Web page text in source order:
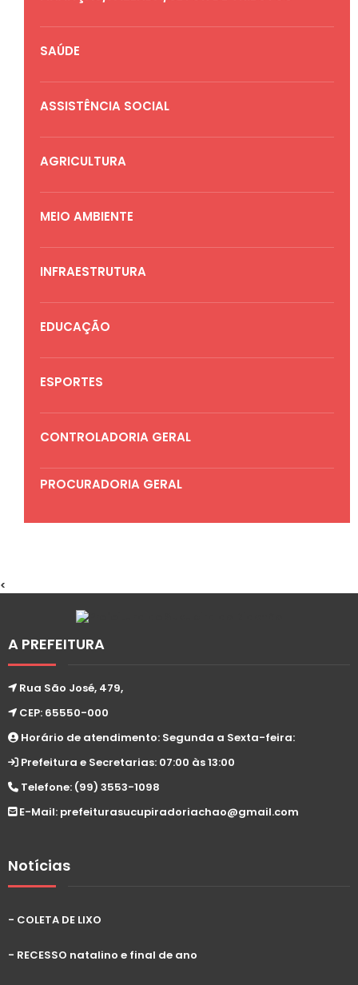
SAÚDE
ASSISTÊNCIA SOCIAL
AGRICULTURA
MEIO AMBIENTE
INFRAESTRUTURA
EDUCAÇÃO
ESPORTES
CONTROLADORIA GERAL
PROCURADORIA GERAL
<
A PREFEITURA
Rua São José, 479,
CEP: 65550-000
Horário de atendimento: Segunda a Sexta-feira:
Prefeitura e Secretarias: 07:00 às 13:00
Telefone: (99) 3553-1098
E-Mail: prefeiturasucupiradoriachao@gmail.com
Notícias
- COLETA DE LIXO
- RECESSO natalino e final de ano